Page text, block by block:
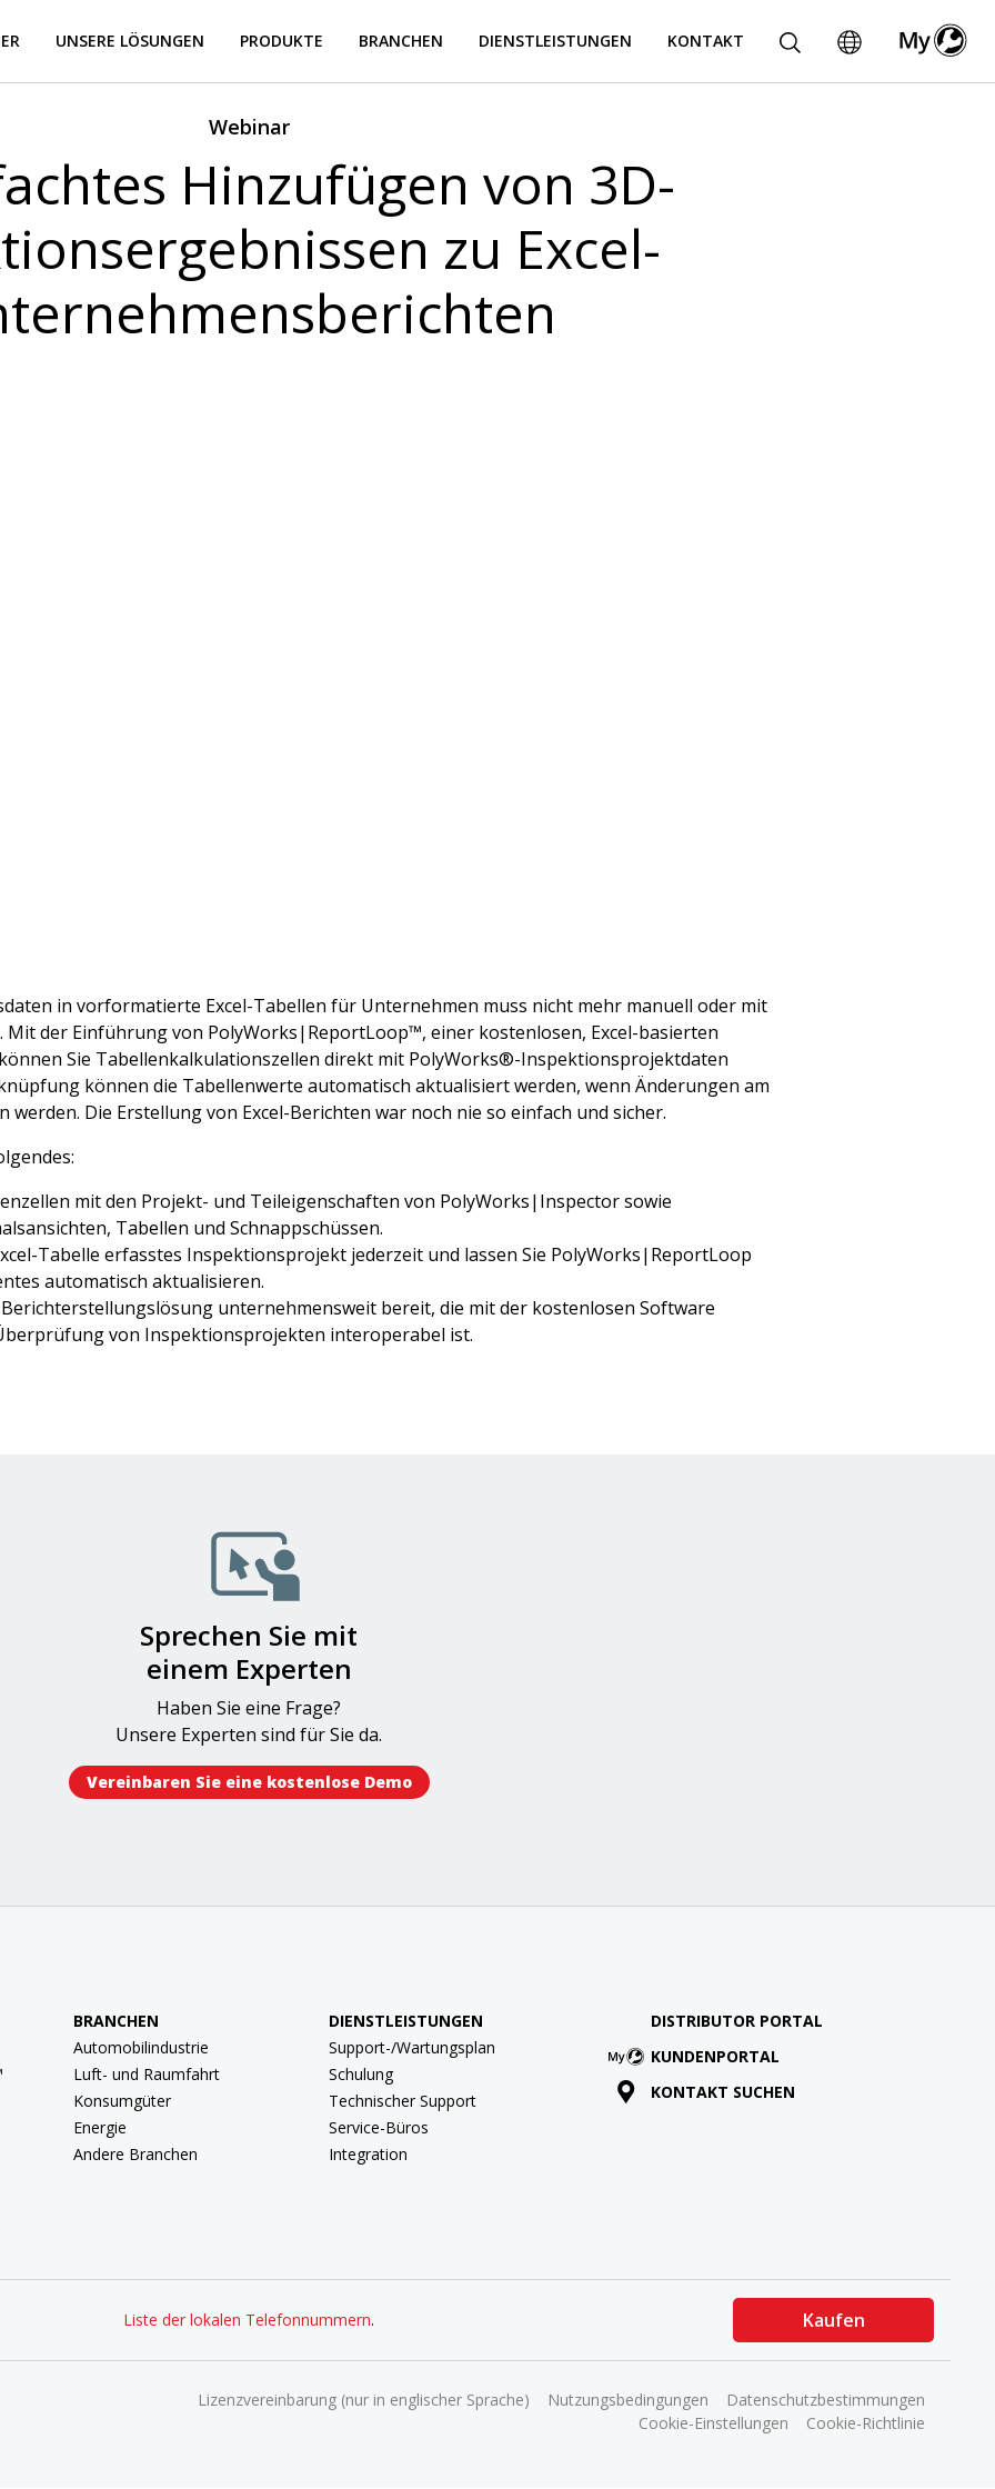
UNSERE LÖSUNGEN PRODUKTE BRANCHEN DIENSTLEISTUNGEN KONTAKT
Webinar
Hinzufügen von 3D-
zu Excel-
in vorformatierte Excel-Tabellen für Unternehmen muss nicht mehr manuell oder mit
der Einführung von PolyWorks|ReportLoop™, einer kostenlosen, Excel-basierten
Sie Tabellenkalkulationszellen direkt mit PolyWorks®-Inspektionsprojektdaten
können die Tabellenwerte automatisch aktualisiert werden, wenn Änderungen am
Die Erstellung von Excel-Berichten war noch nie so einfach und sicher.
mit den Projekt- und Teileigenschaften von PolyWorks|Inspector sowie
Tabellen und Schnappschüssen.
Tabelle erfasstes Inspektionsprojekt jederzeit und lassen Sie PolyWorks|ReportLoop
automatisch aktualisieren.
unternehmensweit bereit, die mit der kostenlosen Software
von Inspektionsprojekten interoperabel ist.
Sprechen Sie mit
einem Experten
Haben Sie eine Frage?
Unsere Experten sind für Sie da.
Vereinbaren Sie eine kostenlose Demo
BRANCHEN
Automobilindustrie
Luft- und Raumfahrt
Konsumgüter
Energie
Andere Branchen
DIENSTLEISTUNGEN
Support-/Wartungsplan
Schulung
Technischer Support
Service-Büros
Integration
DISTRIBUTOR PORTAL
KUNDENPORTAL
KONTAKT SUCHEN
Liste der lokalen Telefonnummern. Kaufen
Lizenzvereinbarung (nur in englischer Sprache) Nutzungsbedingungen
Datenschutzbestimmungen
Cookie-Einstellungen
Cookie-Richtlinie